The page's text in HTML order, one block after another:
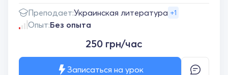
Преподает:Украинская литература +1
Опыт:Без опыта
250 грн/час
Записаться на урок